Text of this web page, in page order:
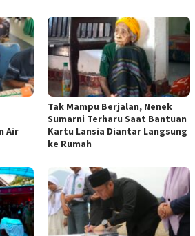
Air
Tak Mampu Berjalan, Nenek
Sumarni Terharu Saat Bantuan
Kartu Lansia Diantar Langsung
ke Rumah